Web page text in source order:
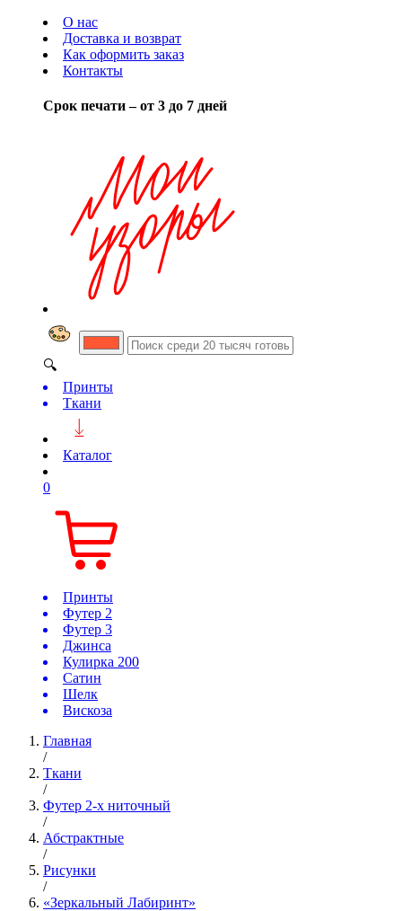
О нас
Доставка и возврат
Как оформить заказ
Контакты
Срок печати – от 3 до 7 дней
🔍
Принты
Ткани
Каталог
0
Принты
Футер 2
Футер 3
Джинса
Кулирка 200
Сатин
Шелк
Вискоза
Главная
/
Ткани
/
Футер 2-х ниточный
/
Абстрактные
/
Рисунки
/
«Зеркальный Лабиринт»